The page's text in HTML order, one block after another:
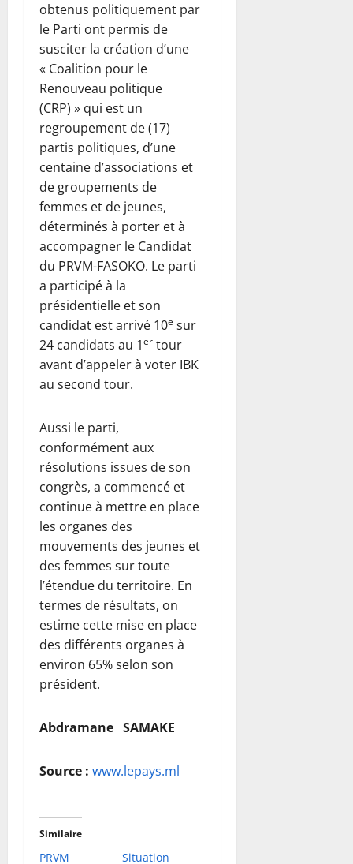
obtenus politiquement par
le Parti ont permis de
susciter la création d’une
« Coalition pour le
Renouveau politique
(CRP) » qui est un
regroupement de (17)
partis politiques, d’une
centaine d’associations et
de groupements de
femmes et de jeunes,
déterminés à porter et à
accompagner le Candidat
du PRVM-FASOKO. Le parti
a participé à la
présidentielle et son
candidat est arrivé 10e sur
24 candidats au 1er tour
avant d’appeler à voter IBK
au second tour.
Aussi le parti,
conformément aux
résolutions issues de son
congrès, a commencé et
continue à mettre en place
les organes des
mouvements des jeunes et
des femmes sur toute
l’étendue du territoire. En
termes de résultats, on
estime cette mise en place
des différents organes à
environ 65% selon son
président.
Abdramane SAMAKE
Source : www.lepays.ml
Similaire
PRVM Situation